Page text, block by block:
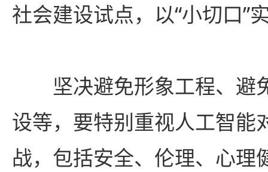
社会建设试点，以“小切口”
坚决避免形象工程、避
设等，要特别重视人工智能
战，包括安全、伦理、心理